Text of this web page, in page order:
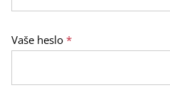
Vaše heslo *